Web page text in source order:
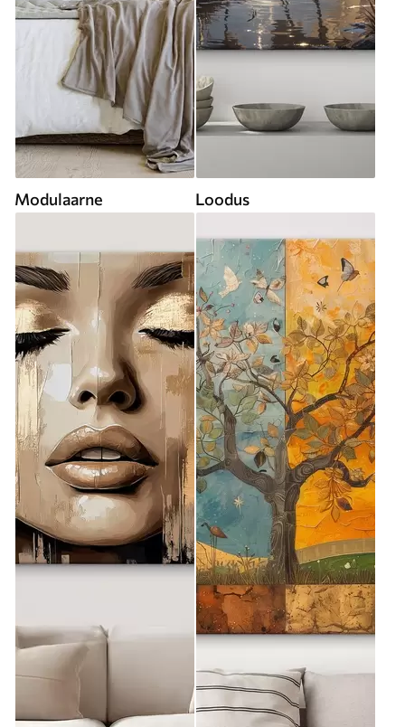
Modulaarne Loodus